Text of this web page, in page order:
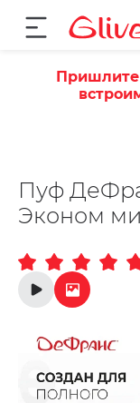
Пуф
Эконом